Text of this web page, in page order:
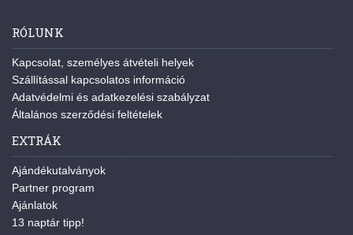
RÓLUNK
Kapcsolat, személyes átvételi helyek
Szállítással kapcsolatos információ
Adatvédelmi és adatkezelési szabályzat
Általános szerződési feltételek
EXTRÁK
Ajándékutalványok
Partner program
Ajánlatok
13 naptár tipp!